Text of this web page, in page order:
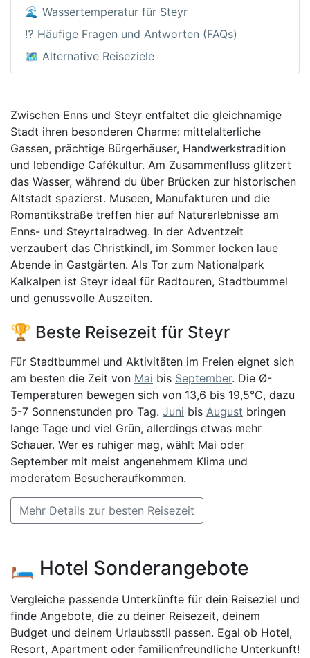
🌊 Wassertemperatur für Steyr
⁉️ Häufige Fragen und Antworten (FAQs)
🗺️ Alternative Reiseziele
Zwischen Enns und Steyr entfaltet die gleichnamige
Stadt ihren besonderen Charme: mittelalterliche
Gassen, prächtige Bürgerhäuser, Handwerkstradition
und lebendige Cafékultur. Am Zusammenfluss glitzert
das Wasser, während du über Brücken zur historischen
Altstadt spazierst. Museen, Manufakturen und die
Romantikstraße treffen hier auf Naturerlebnisse am
Enns- und Steyrtalradweg. In der Adventzeit
verzaubert das Christkindl, im Sommer locken laue
Abende in Gastgärten. Als Tor zum Nationalpark
Kalkalpen ist Steyr ideal für Radtouren, Stadtbummel
und genussvolle Auszeiten.
🏆 Beste Reisezeit für Steyr
Für Stadtbummel und Aktivitäten im Freien eignet sich
am besten die Zeit von Mai bis September. Die Ø-
Temperaturen bewegen sich von 13,6 bis 19,5°C, dazu
5-7 Sonnenstunden pro Tag. Juni bis August bringen
lange Tage und viel Grün, allerdings etwas mehr
Schauer. Wer es ruhiger mag, wählt Mai oder
September mit meist angenehmem Klima und
moderatem Besucheraufkommen.
Mehr Details zur besten Reisezeit
🛏️ Hotel Sonderangebote
Vergleiche passende Unterkünfte für dein Reiseziel und
finde Angebote, die zu deiner Reisezeit, deinem
Budget und deinem Urlaubsstil passen. Egal ob Hotel,
Resort, Apartment oder familienfreundliche Unterkunft!